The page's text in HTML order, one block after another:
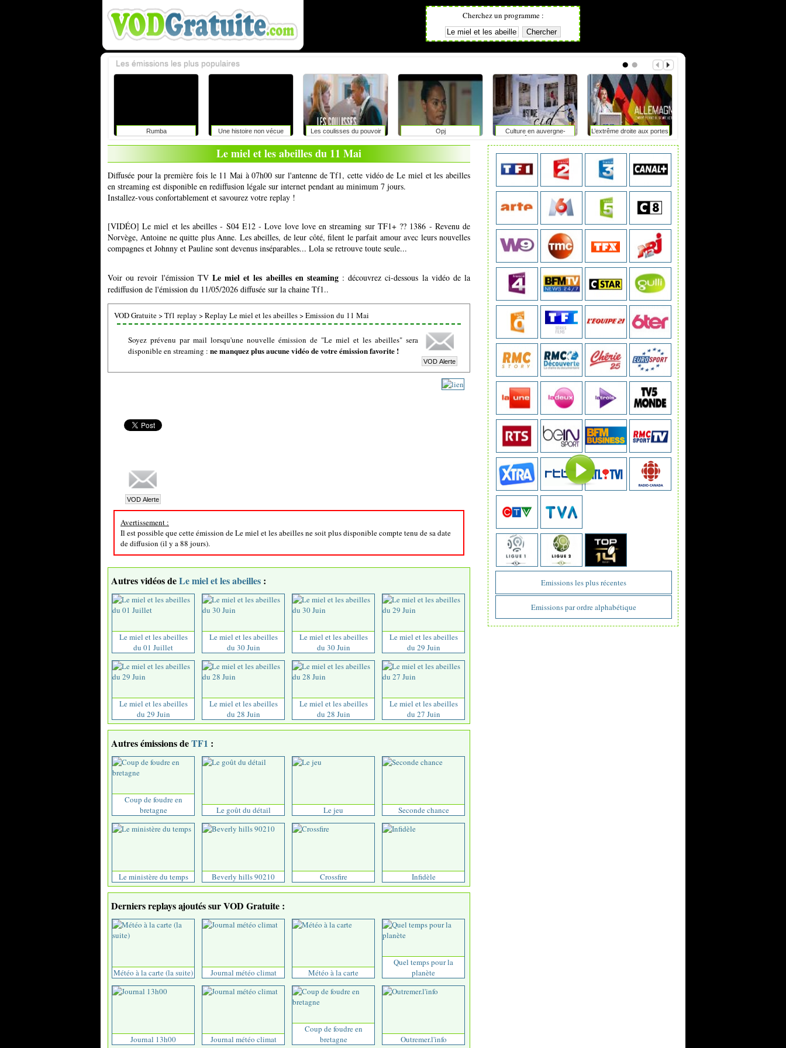
Cherchez un programme :
Rumba Une histoire non vécue Les coulisses du pouvoir Opj
Culture en auvergne-
rhône-alpes
L’extrême droite aux portes
du pouvoir en saxe-anhalt
?
Les émissions les plus populaires
Emissions les plus récentes
Emissions par ordre alphabétique
Le miel et les abeilles du 11 Mai
Diffusée pour la première fois le 11 Mai à 07h00 sur l'antenne de Tf1, cette vidéo de Le miel et les abeilles
en streaming est disponible en rediffusion légale sur internet pendant au minimum 7 jours.
Installez-vous confortablement et savourez votre replay !
[VIDÉO] Le miel et les abeilles - S04 E12 - Love love love en streaming sur TF1+ ?? 1386 - Revenu de
Norvège, Antoine ne quitte plus Anne. Les abeilles, de leur côté, filent le parfait amour avec leurs nouvelles
compagnes et Johnny et Pauline sont devenus inséparables... Lola se retrouve toute seule...
Voir ou revoir l'émission TV Le miel et les abeilles en steaming: découvrez ci-dessous la vidéo de la
rediffusion de l'émission du 11/05/2026 diffusée sur la chaine Tf1..
VOD Gratuite>Tf1 replay >Replay Le miel et les abeilles>Emission du 11 Mai
Soyez prévenu par mail lorsqu'une nouvelle émission de "Le miel et les abeilles" sera
disponible en streaming : ne manquez plus aucune vidéo de votre émission favorite !
Avertissement :
Il est possible que cette émission de Le miel et les abeilles ne soit plus disponible compte tenu de sa date
de diffusion (il y a 88 jours).
Autres vidéos deLe miel et les abeilles :
Le miel et les abeilles
du 01 Juillet
Le miel et les abeilles
du 30 Juin
Le miel et les abeilles
du 30 Juin
Le miel et les abeilles
du 29 Juin
Le miel et les abeilles
du 29 Juin
Le miel et les abeilles
du 28 Juin
Le miel et les abeilles
du 28 Juin
Le miel et les abeilles
du 27 Juin
Autres émissions deTF1 :
Coup de foudre en
bretagne
Le goût du détail Le jeu Seconde chance
Le ministère du temps Beverly hills 90210 Crossfire Infidèle
Derniers replays ajoutés sur VOD Gratuite :
Météo à la carte (la suite) Journal météo climat Météo à la carte
Quel temps pour la
planète
Journal 13h00 Journal météo climat
Coup de foudre en
bretagne
Outremer.l'info